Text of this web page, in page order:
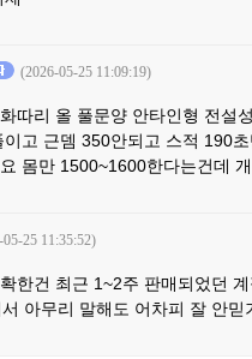
(2026-05-25 11:09:19)
따리 올 풀문양 안타인형 전설
고 근뎀 350안되고 스적 190
몸만 1500~1600한다는건데
05-25 11:35:52)
한건 최근 1~2주 판매되었던
아무리 말해도 어차피 잘 안